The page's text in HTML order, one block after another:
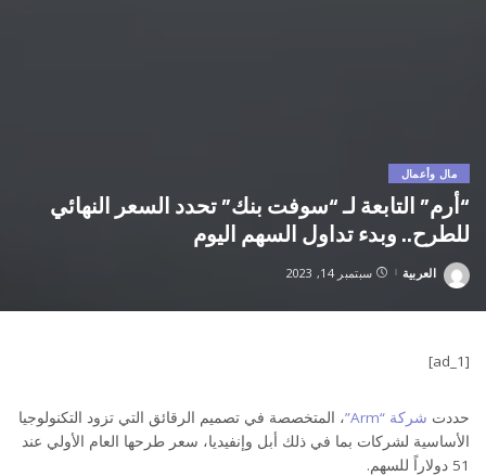
مال وأعمال
“أرم” التابعة لـ “سوفت بنك” تحدد السعر النهائي
للطرح.. وبدء تداول السهم اليوم
Posted
العربية سبتمبر 14, 2023
[ad_1]
حددت شركة “Arm”
، المتخصصة في تصميم الرقائق التي تزود التكنولوجيا
الأساسية لشركات بما في ذلك أبل وإنفيديا، سعر طرحها العام الأولي عند
51 دولاراً للسهم.